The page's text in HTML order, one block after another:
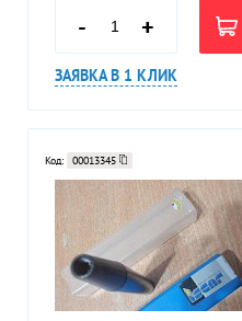
- +
ЗАЯВКА В 1 КЛИК
Код: 00013345